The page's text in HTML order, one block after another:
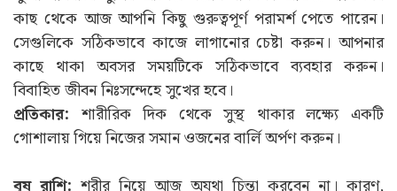
কাছ থেকে আজ আপনি কিছু গুরুত্বপূর্ণ পরামর্শ পেতে পারেন।
সেগুলিকে সঠিকভাবে কাজে লাগানোর চেষ্টা করুন। আপনার
কাছে থাকা অবসর সময়টিকে সঠিকভাবে ব্যবহার করুন।
বিবাহিত জীবন নিঃসন্দেহে সুখের হবে।
প্রতিকার: শারীরিক দিক থেকে সুস্থ থাকার লক্ষ্যে একটি
গোশালায় গিয়ে নিজের সমান ওজনের বার্লি অর্পণ করুন।
বৃষ রাশি: শরীর নিয়ে আজ অযথা চিন্তা করবেন না। কারণ,